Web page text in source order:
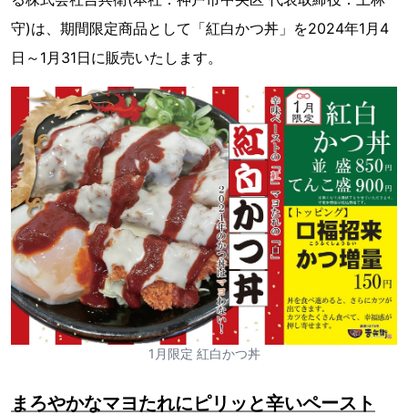
守)は、期間限定商品として「紅白かつ丼」を2024年1月4
日～1月31日に販売いたします。
1月限定 紅白かつ丼
まろやかなマヨたれにピリッと辛いペースト